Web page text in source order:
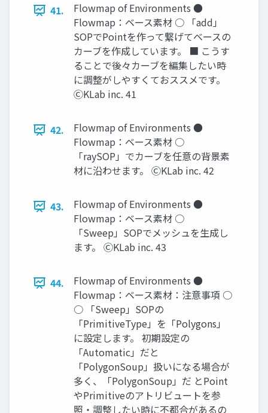
41.
Flowmap of Environments ●
Flowmap：ベース素材 ○ 「add」
SOPでPointを作って繋げてベースの
カーブを作成しています。 ■ こうす
ることで後々カーブを編集したい時
に調整がしやすくておススメです。
ⒸKLab inc. 41
42.
Flowmap of Environments ●
Flowmap：ベース素材 ○
「raySOP」でカーブを任意の背景素
材に沿わせます。 ⒸKLab inc. 42
43.
Flowmap of Environments ●
Flowmap：ベース素材 ○
「Sweep」SOPでメッシュを生成し
ます。 ⒸKLab inc. 43
44.
Flowmap of Environments ●
Flowmap：ベース素材：注意事項 ○
○ 「Sweep」SOPの
「PrimitiveType」を「Polygons」
に設定します。 初期設定の
「Automatic」だと
「PolygonSoup」扱いになる場合が
多く、「PolygonSoup」だ とPoint
やPrimitiveのアトリビュートを参
照・調整したい時に不都合があるの